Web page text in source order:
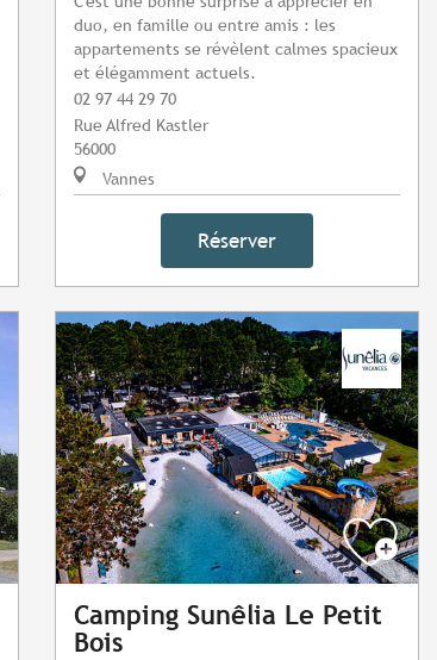
duo, en famille ou entre amis : les
appartements se révèlent calmes spacieux
et élégamment actuels.
02 97 44 29 70
Rue Alfred Kastler
56000
Vannes
Réserver
Camping Sunêlia Le Petit
Bois